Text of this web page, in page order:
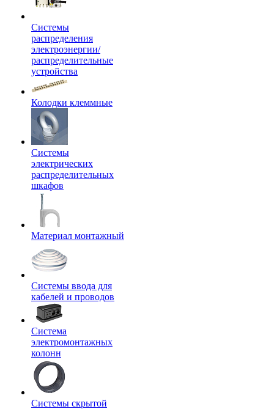
Системы
распределения
электроэнергии/
распределительные
устройства
Колодки клеммные
Системы
электрических
распределительных
шкафов
Материал монтажный
Системы ввода для
кабелей и проводов
Система
электромонтажных
колонн
Системы скрытой